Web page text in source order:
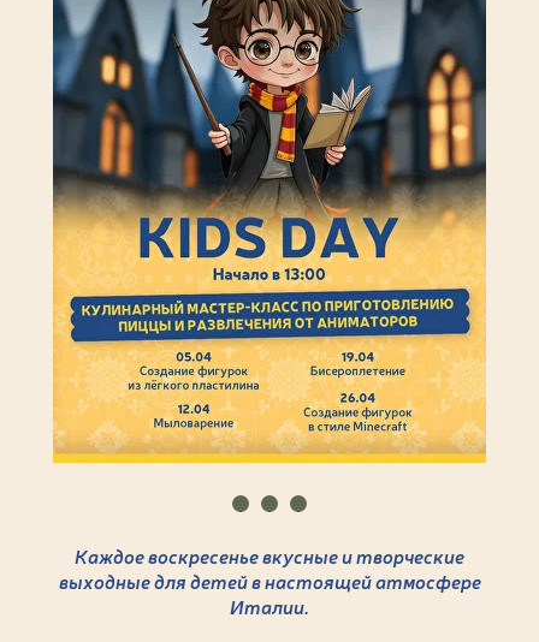
Каждое воскресенье вкусные и творческие
выходные для детей в настоящей атмосфере
Италии.